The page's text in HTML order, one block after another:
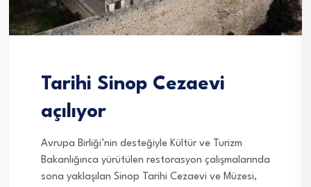
Tarihi Sinop Cezaevi
açılıyor
Avrupa Birliği’nin desteğiyle Kültür ve Turizm
Bakanlığınca yürütülen restorasyon çalışmalarında
sona yaklaşılan Sinop Tarihi Cezaevi ve Müzesi,